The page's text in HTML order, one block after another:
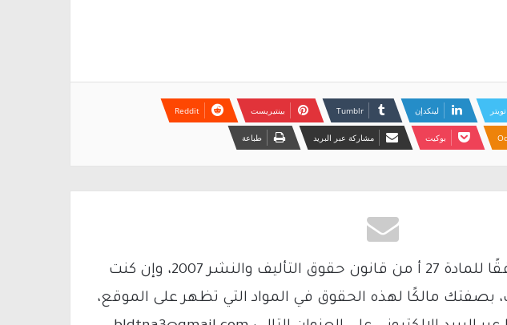
تويتر لينكدإن بينتيريست
بوكيت مشاركة عبر البريد طباعة
يتم الاستخدام المواد وفقًا للمادة 27 أ من قانون حقوق التأليف والنشر 2007، وإن كنت
بصفتك مالكًا لهذه الحقوق في المواد التي تظهر على الموقع،